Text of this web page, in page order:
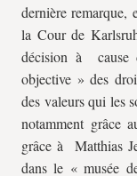
dernière remarque,
la Cour de
décision à cause
objective » des
des valeurs qui les
notamment grâce
grâce à Matthias
dans le « musée